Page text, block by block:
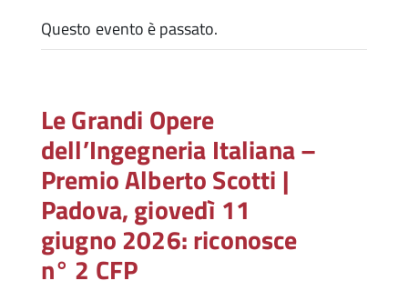
Questo evento è passato.
Le Grandi Opere
dell’Ingegneria Italiana –
Premio Alberto Scotti |
Padova, giovedì 11
giugno 2026: riconosce
n° 2 CFP